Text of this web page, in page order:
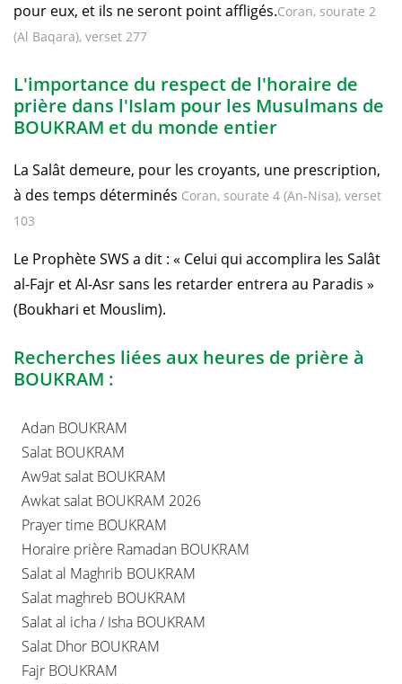
pour eux, et ils ne seront point affligés.Coran, sourate 2
(Al Baqara), verset 277
L'importance du respect de l'horaire de
prière dans l'Islam pour les Musulmans de
BOUKRAM et du monde entier
La Salât demeure, pour les croyants, une prescription,
à des temps déterminés Coran, sourate 4 (An-Nisa), verset
103
Le Prophète SWS a dit : « Celui qui accomplira les Salât
al-Fajr et Al-Asr sans les retarder entrera au Paradis »
(Boukhari et Mouslim).
Recherches liées aux heures de prière à
BOUKRAM :
Adan BOUKRAM
Salat BOUKRAM
Aw9at salat BOUKRAM
Awkat salat BOUKRAM 2026
Prayer time BOUKRAM
Horaire prière Ramadan BOUKRAM
Salat al Maghrib BOUKRAM
Salat maghreb BOUKRAM
Salat al icha / Isha BOUKRAM
Salat Dhor BOUKRAM
Fajr BOUKRAM